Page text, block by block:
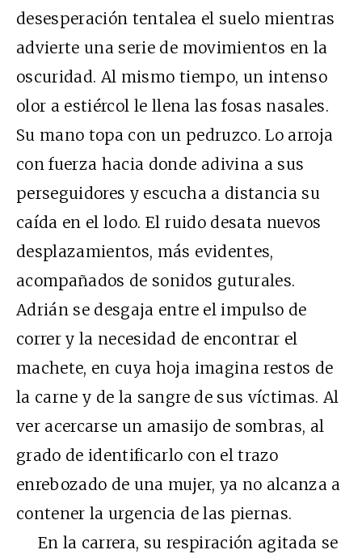
desesperación tentalea el suelo mientras
advierte una serie de movimientos en la
oscuridad. Al mismo tiempo, un intenso
olor a estiércol le llena las fosas nasales.
Su mano topa con un pedruzco. Lo arroja
con fuerza hacia donde adivina a sus
perseguidores y escucha a distancia su
caída en el lodo. El ruido desata nuevos
desplazamientos, más evidentes,
acompañados de sonidos guturales.
Adrián se desgaja entre el impulso de
correr y la necesidad de encontrar el
machete, en cuya hoja imagina restos de
la carne y de la sangre de sus víctimas. Al
ver acercarse un amasijo de sombras, al
grado de identificarlo con el trazo
enrebozado de una mujer, ya no alcanza a
contener la urgencia de las piernas.
En la carrera, su respiración agitada se